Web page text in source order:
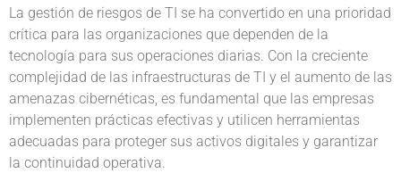
La gestión de riesgos de TI se ha convertido en una prioridad
crítica para las organizaciones que dependen de la
tecnología para sus operaciones diarias. Con la creciente
complejidad de las infraestructuras de TI y el aumento de las
amenazas cibernéticas, es fundamental que las empresas
implementen prácticas efectivas y utilicen herramientas
adecuadas para proteger sus activos digitales y garantizar
la continuidad operativa.